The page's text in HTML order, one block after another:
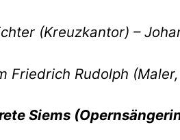
(Kreuzkantor) –
Friedrich Rudolph
Siems